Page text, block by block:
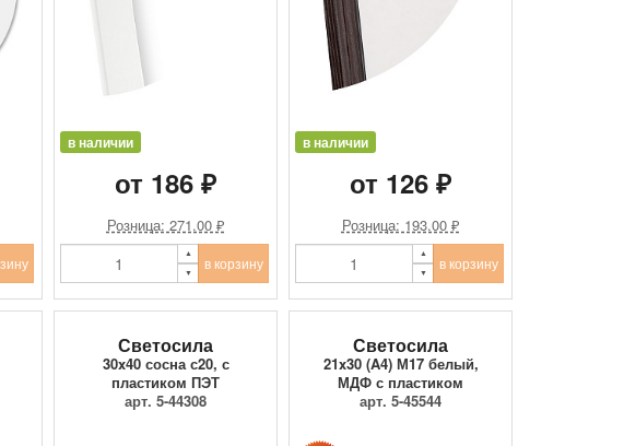
в наличии
от 186 ₽
Розница: 271.00 ₽
в корзину
в наличии
от 126 ₽
Розница: 193.00 ₽
в корзину
Светосила
30x40 сосна с20, с
пластиком ПЭТ
арт. 5-44308
Светосила
21x30 (A4) М17 белый,
МДФ с пластиком
арт. 5-45544